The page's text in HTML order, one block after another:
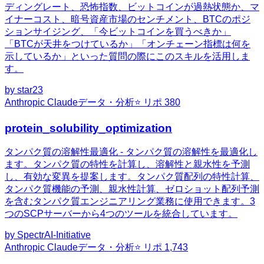
ディングレート、恐怖指数、ビットコインが過熱状態か、マ
イナーコスト、暗号資産市場のセンチメント、BTCのポジ
ションサイジング、「今ビットコインを買うべきか」
「BTCが天井をつけているか」「オンチェーン指標は何を
示しているか」といった質問の際にこのスキルを活用しま
す。
by star23
Anthropic Claudeデータ・分析⭐ リポ 380
protein_solubility_optimization
タンパク質の溶解性最適化 - タンパク質の溶解性を最適化し
ます。タンパク質の特性を計算し、溶解性と親水性を予測
し、有効な変異を提案します。タンパク質配列の特性計算、
タンパク質機能の予測、親水性計算、ゼロショット配列予測
を含むタンパク質エンジニアリング業務に使用できます。3
つのSCPサーバーから4つのツールを統合しています。
by SpectrAI-Initiative
Anthropic Claudeデータ・分析⭐ リポ 1,743